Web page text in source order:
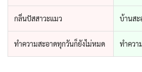
กลิ่นปัสสาวะแมว บ้านสะ
ทำความสะอาดทุกวันก็ยังไม่หมด ทำควา